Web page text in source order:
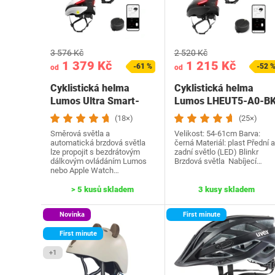
od 1 379 Kč
3 576 Kč
-61 %
Cyklistická helma
Lumos Ultra Smart-
helma
(18×)
Směrová světla a
automatická brzdová světla
lze propojit s bezdrátovým
dálkovým ovládáním Lumos
nebo Apple Watch…
> 5 kusů skladem
od1 215 Kč
2 520 Kč
-52
Cyklistická helma
Lumos LHEUT5-A0-
54-61
(25×)
Velikost: 54-61cm Barva:
černá Materiál: plast Přední a
zadní světlo (LED) Blinkr
Brzdová světla Nabíjecí…
3 kusy skladem
Novinka
First minute
+1
First minute